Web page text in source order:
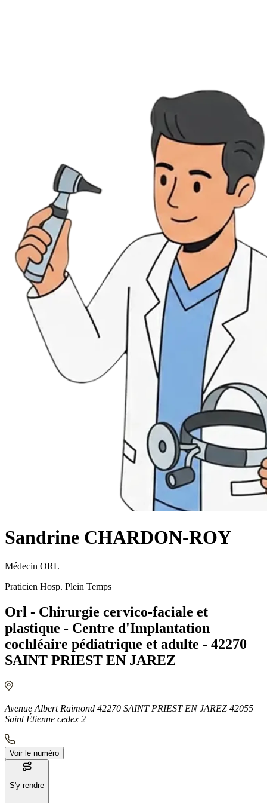
Sandrine CHARDON-ROY
Médecin ORL
Praticien Hosp. Plein Temps
Orl - Chirurgie cervico-faciale et
plastique - Centre d'Implantation
cochléaire pédiatrique et adulte - 42270
SAINT PRIEST EN JAREZ
Avenue Albert Raimond 42270 SAINT PRIEST EN JAREZ 42055
Saint Étienne cedex 2
Voir le numéro
S'y rendre